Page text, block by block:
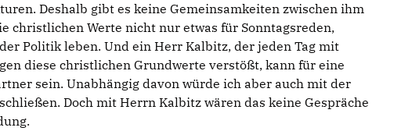
Deshalb gibt es keine Gemeinsamkeiten zwischen ihm
christlichen Werte nicht nur etwas für Sonntagsreden,
Politik leben. Und ein Herr Kalbitz, der jeden Tag mit
diese christlichen Grundwerte verstößt, kann für eine
sein. Unabhängig davon würde ich aber auch mit der
Doch mit Herrn Kalbitz wären das keine Gespräche